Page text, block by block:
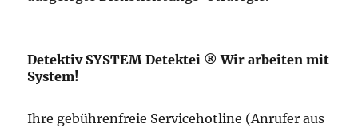
Detektiv SYSTEM Detektei ® Wir arbeiten mit
System!
Ihre gebührenfreie Servicehotline (Anrufer aus